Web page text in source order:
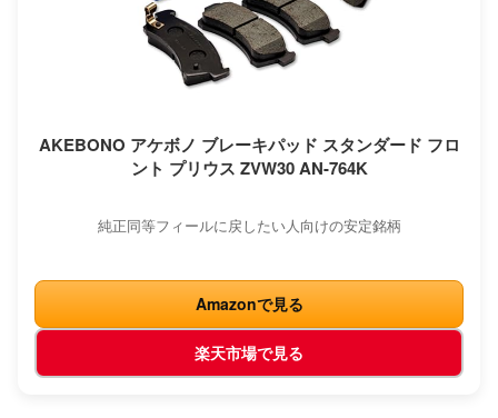
AKEBONO アケボノ ブレーキパッド スタンダード フロ
ント プリウス ZVW30 AN-764K
純正同等フィールに戻したい人向けの安定銘柄
Amazonで見る
楽天市場で見る